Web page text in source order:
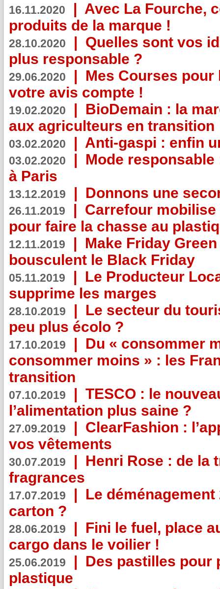
16.11.2020 | Avec La Fourche,
produits de la marque !
28.10.2020 | Quelles sont vos
plus responsable ?
29.06.2020 | Mes Courses pour
votre avis compte !
19.02.2020 | BioDemain : la
aux agriculteurs en transition
03.02.2020 | Anti-gaspi : enfin
03.02.2020 | Mode
à Paris
13.12.2019 | Donnons une
26.11.2019 | Carrefour
pour faire la chasse au
12.11.2019 | Make Friday
bousculent le Black Friday
05.11.2019 | Le Producteur
supprime les marges
28.10.2019 | Le secteur du
peu plus écolo ?
17.10.2019 | Du « consommer
consommer moins » : les
transition
07.10.2019 | TESCO : le
l’alimentation plus saine ?
27.09.2019 | ClearFashion :
vos vêtements
30.07.2019 | Henri Rose : de la
fragrances
17.07.2019 | Le
carton ?
28.06.2019 | Fini le fuel, place
cargo dans le voilier !
25.06.2019 | Des pastilles pour
plastique